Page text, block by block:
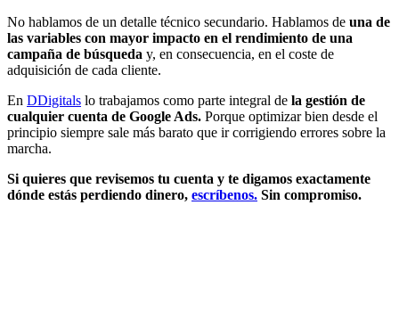
No hablamos de un detalle técnico secundario. Hablamos de una de
las variables con mayor impacto en el rendimiento de una
campaña de búsqueda y, en consecuencia, en el coste de
adquisición de cada cliente.
En DDigitals lo trabajamos como parte integral de la gestión de
cualquier cuenta de Google Ads. Porque optimizar bien desde el
principio siempre sale más barato que ir corrigiendo errores sobre la
marcha.
Si quieres que revisemos tu cuenta y te digamos exactamente
dónde estás perdiendo dinero, escríbenos. Sin compromiso.